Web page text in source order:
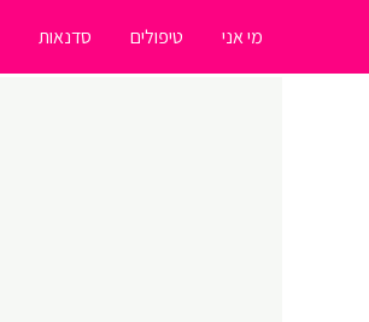
מי אני טיפולים סדנאות